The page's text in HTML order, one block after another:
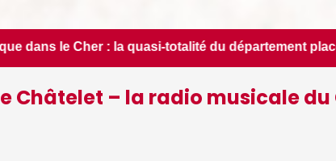
situation de crise - Le Berry Républicain •
Châtelet – la radio musicale